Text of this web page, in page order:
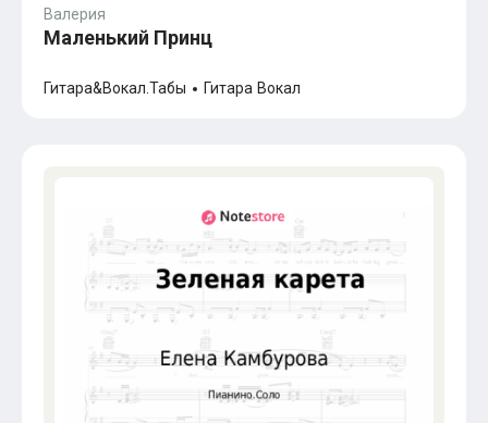
Валерия
Маленький Принц
Гитара&Вокал.Табы Гитара Вокал